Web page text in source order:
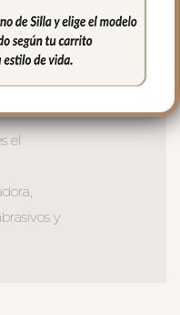
funda
fibra
y
el
y